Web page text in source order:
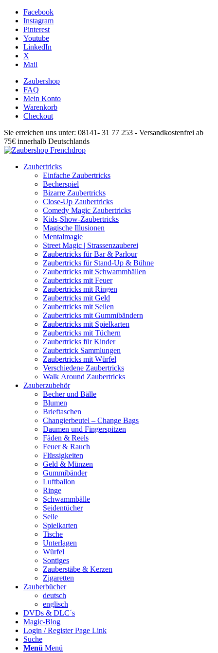
Facebook
Instagram
Pinterest
Youtube
LinkedIn
X
Mail
Zaubershop
FAQ
Mein Konto
Warenkorb
Checkout
Sie erreichen uns unter: 08141- 31 77 253 - Versandkostenfrei ab
75€ innerhalb Deutschlands
Zaubertricks
Einfache Zaubertricks
Becherspiel
Bizarre Zaubertricks
Close-Up Zaubertricks
Comedy Magic Zaubertricks
Kids-Show-Zaubertricks
Magische Illusionen
Mentalmagie
Street Magic | Strassenzauberei
Zaubertricks für Bar & Parlour
Zaubertricks für Stand-Up & Bühne
Zaubertricks mit Schwammbällen
Zaubertricks mit Feuer
Zaubertricks mit Ringen
Zaubertricks mit Geld
Zaubertricks mit Seilen
Zaubertricks mit Gummibändern
Zaubertricks mit Spielkarten
Zaubertricks mit Tüchern
Zaubertricks für Kinder
Zaubertrick Sammlungen
Zaubertricks mit Würfel
Verschiedene Zaubertricks
Walk Around Zaubertricks
Zauberzubehör
Becher und Bälle
Blumen
Brieftaschen
Changierbeutel – Change Bags
Daumen und Fingerspitzen
Fäden & Reels
Feuer & Rauch
Flüssigkeiten
Geld & Münzen
Gummibänder
Luftballon
Ringe
Schwammbälle
Seidentücher
Seile
Spielkarten
Tische
Unterlagen
Würfel
Sontiges
Zauberstäbe & Kerzen
Zigaretten
Zauberbücher
deutsch
englisch
DVDs & DLC´s
Magic-Blog
Login / Register Page Link
Suche
Menü Menü